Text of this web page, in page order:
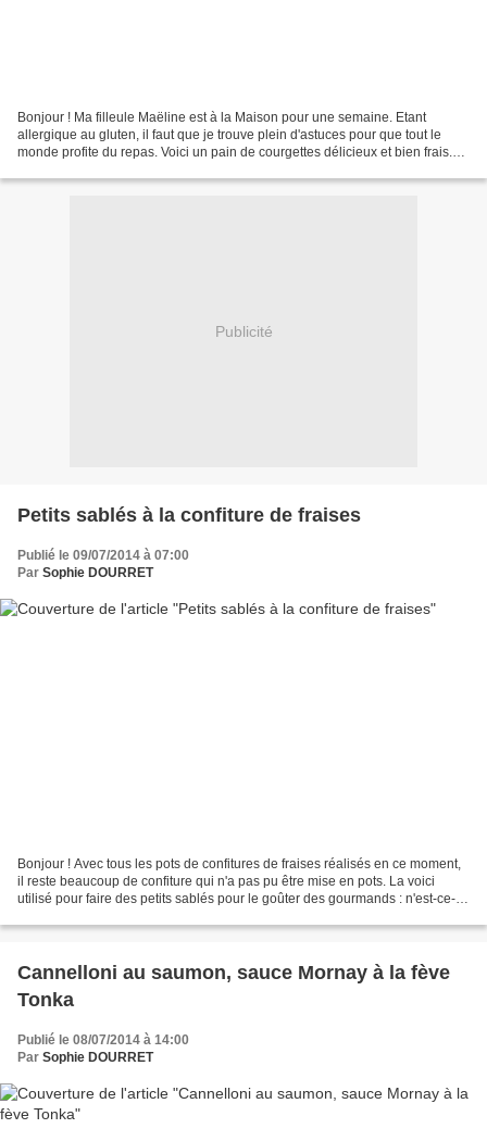
Bonjour ! Ma filleule Maëline est à la Maison pour une semaine. Etant
allergique au gluten, il faut que je trouve plein d'astuces pour que tout le
monde profite du repas. Voici un pain de courgettes délicieux et bien frais.
Publicité
Petits sablés à la confiture de fraises
Publié le 09/07/2014 à 07:00
Par Sophie DOURRET
Bonjour ! Avec tous les pots de confitures de fraises réalisés en ce moment,
il reste beaucoup de confiture qui n'a pas pu être mise en pots. La voici
utilisé pour faire des petits sablés pour le goûter des gourmands : n'est-ce-
Cannelloni au saumon, sauce Mornay à la fève
Tonka
Publié le 08/07/2014 à 14:00
Par Sophie DOURRET